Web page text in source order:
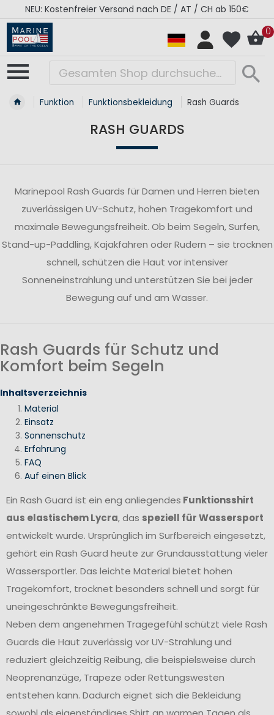
NEU: Kostenfreier Versand nach DE / AT / CH ab 150€
0
Funktion Funktionsbekleidung Rash Guards
RASH GUARDS
Marinepool Rash Guards für Damen und Herren bieten
zuverlässigen UV-Schutz, hohen Tragekomfort und
maximale Bewegungsfreiheit. Ob beim Segeln, Surfen,
Stand-up-Paddling, Kajakfahren oder Rudern – sie trocknen
schnell, schützen die Haut vor intensiver
Sonneneinstrahlung und unterstützen Sie bei jeder
Bewegung auf und am Wasser.
Rash Guards für Schutz und
Komfort beim Segeln
Inhaltsverzeichnis
Material
Einsatz
Sonnenschutz
Erfahrung
FAQ
Auf einen Blick
Ein Rash Guard ist ein eng anliegendes Funktionsshirt
aus elastischem Lycra, das speziell für Wassersport
entwickelt wurde. Ursprünglich im Surfbereich eingesetzt,
gehört ein Rash Guard heute zur Grundausstattung vieler
Wassersportler. Das leichte Material bietet hohen
Tragekomfort, trocknet besonders schnell und sorgt für
uneingeschränkte Bewegungsfreiheit.
Neben dem angenehmen Tragegefühl schützt viele Rash
Guards die Haut zuverlässig vor UV-Strahlung und
reduziert gleichzeitig Reibung, die beispielsweise durch
Neoprenanzüge, Trapeze oder Rettungswesten
entstehen kann. Dadurch eignet sich die Bekleidung